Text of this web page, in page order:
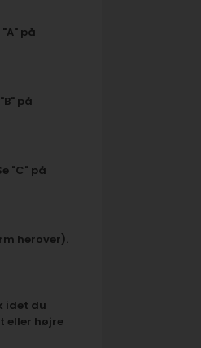
på
på
"C" på
herover).
idet du
eller højre